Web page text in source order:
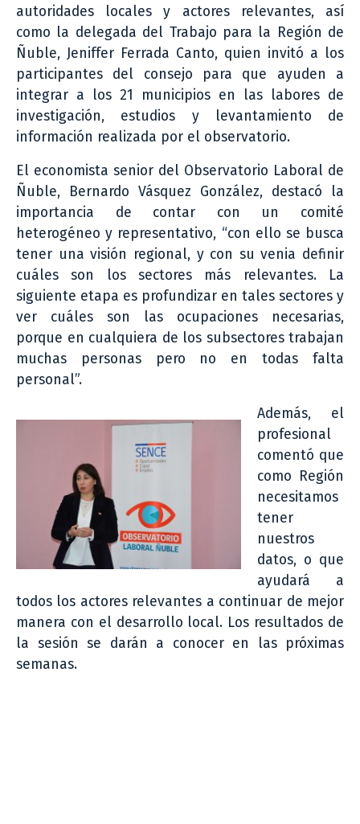
autoridades locales y actores relevantes, así
como la delegada del Trabajo para la Región de
Ñuble, Jeniffer Ferrada Canto, quien invitó a los
participantes del consejo para que ayuden a
integrar a los 21 municipios en las labores de
investigación, estudios y levantamiento de
información realizada por el observatorio.
El economista senior del Observatorio Laboral de
Ñuble, Bernardo Vásquez González, destacó la
importancia de contar con un comité
heterogéneo y representativo, “con ello se busca
tener una visión regional, y con su venia definir
cuáles son los sectores más relevantes. La
siguiente etapa es profundizar en tales sectores y
ver cuáles son las ocupaciones necesarias,
porque en cualquiera de los subsectores trabajan
muchas personas pero no en todas falta
personal”.
Además, el
profesional
comentó que
como Región
necesitamos
tener
nuestros
datos, o que
ayudará a
todos los actores relevantes a continuar de mejor
manera con el desarrollo local. Los resultados de
la sesión se darán a conocer en las próximas
semanas.